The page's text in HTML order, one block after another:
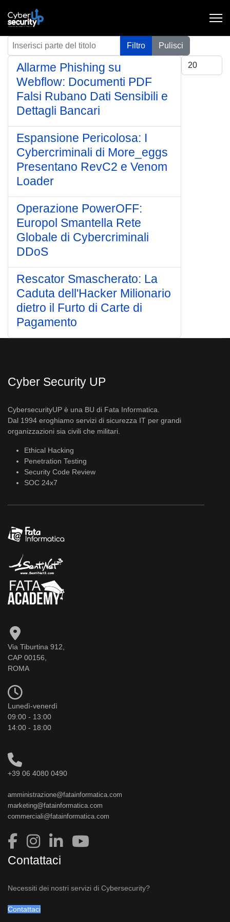
Inserisci parte del titolo Filtro
Pulisci
Visualizza #
Allarme Phishing su
Webflow: Documenti PDF
Falsi Rubano Dati Sensibili e
Dettagli Bancari
Espansione Pericolosa: I
Cybercriminali di More_eggs
Presentano RevC2 e Venom
Loader
Operazione PowerOFF:
Europol Smantella Rete
Globale di Cybercriminali
DDoS
Rescator Smascherato: La
Caduta dell'Hacker Milionario
dietro il Furto di Carte di
Pagamento
Cyber Security UP
CybersecurityUP è una BU di Fata Informatica.
Dal 1994 eroghiamo servizi di sicurezza IT per grandi
organizzazioni sia civili che militari.
Ethical Hacking
Penetration Testing
Security Code Review
SOC 24x7
Via Tiburtina 912,
CAP 00156,
ROMA
Lunedì-venerdì
09:00 - 13:00
14:00 - 18:00
+39 06 4080 0490
amministrazione@fatainformatica.com
marketing@fatainformatica.com
commerciali@fatainformatica.com
Contattaci
Necessiti dei nostri servizi di Cybersecurity?
Contattaci